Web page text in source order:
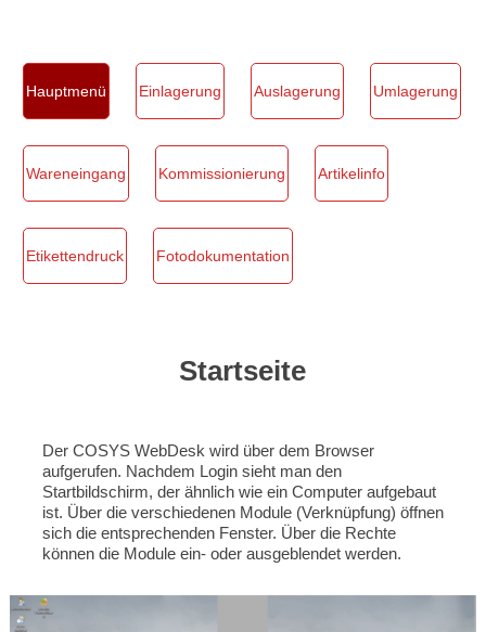
Hauptmenü Einlagerung Auslagerung Umlagerung
Wareneingang Kommissionierung Artikelinfo
Etikettendruck Fotodokumentation
Startseite
Der COSYS WebDesk wird über dem Browser
aufgerufen. Nachdem Login sieht man den
Startbildschirm, der ähnlich wie ein Computer aufgebaut
ist. Über die verschiedenen Module (Verknüpfung) öffnen
sich die entsprechenden Fenster. Über die Rechte
können die Module ein- oder ausgeblendet werden.